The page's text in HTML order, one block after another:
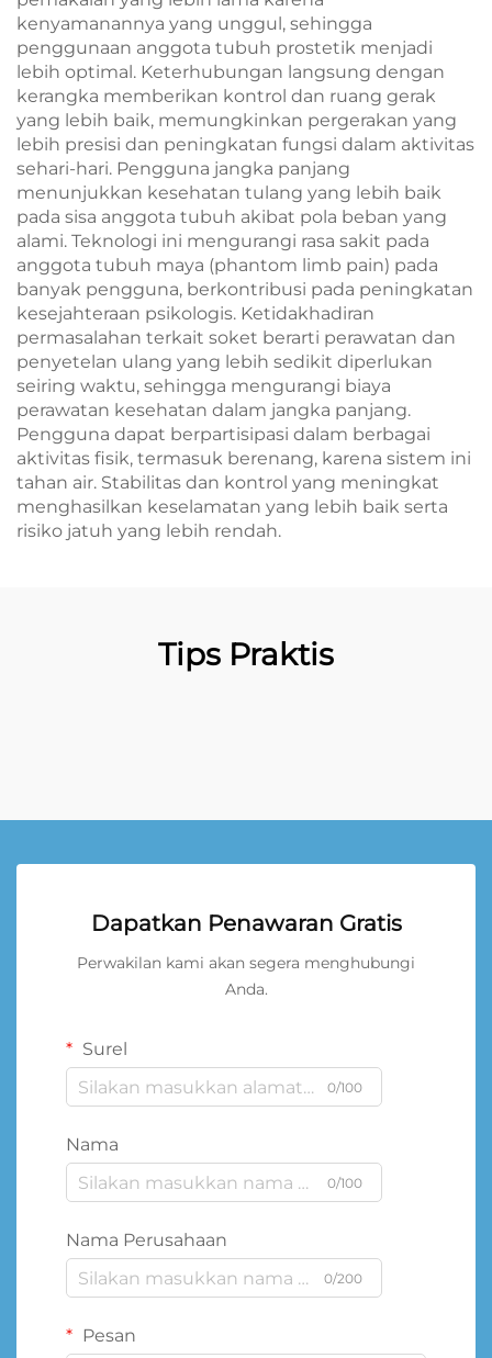
kenyamanannya yang unggul, sehingga
penggunaan anggota tubuh prostetik menjadi
lebih optimal. Keterhubungan langsung dengan
kerangka memberikan kontrol dan ruang gerak
yang lebih baik, memungkinkan pergerakan yang
lebih presisi dan peningkatan fungsi dalam aktivitas
sehari-hari. Pengguna jangka panjang
menunjukkan kesehatan tulang yang lebih baik
pada sisa anggota tubuh akibat pola beban yang
alami. Teknologi ini mengurangi rasa sakit pada
anggota tubuh maya (phantom limb pain) pada
banyak pengguna, berkontribusi pada peningkatan
kesejahteraan psikologis. Ketidakhadiran
permasalahan terkait soket berarti perawatan dan
penyetelan ulang yang lebih sedikit diperlukan
seiring waktu, sehingga mengurangi biaya
perawatan kesehatan dalam jangka panjang.
Pengguna dapat berpartisipasi dalam berbagai
aktivitas fisik, termasuk berenang, karena sistem ini
tahan air. Stabilitas dan kontrol yang meningkat
menghasilkan keselamatan yang lebih baik serta
risiko jatuh yang lebih rendah.
Tips Praktis
Dapatkan Penawaran Gratis
Perwakilan kami akan segera menghubungi
Anda.
Surel
0/100
Nama
0/100
Nama Perusahaan
0/200
Pesan